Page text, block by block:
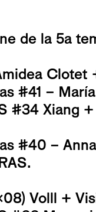
de la 5a
Clotet
#41 –
#34 Xiang
#40 –
Volll +